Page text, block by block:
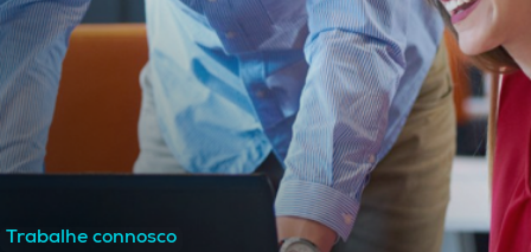
Trabalhe connosco